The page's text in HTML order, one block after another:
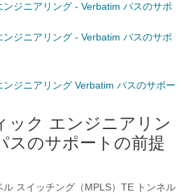
ジニアリング - Verbatim パスのサポ
ジニアリング - Verbatim パスのサポ
ジニアリング Verbatim パスのサポー
ック エンジニアリン
スのサポートの前提
スイッチング（MPLS）TE トンネル